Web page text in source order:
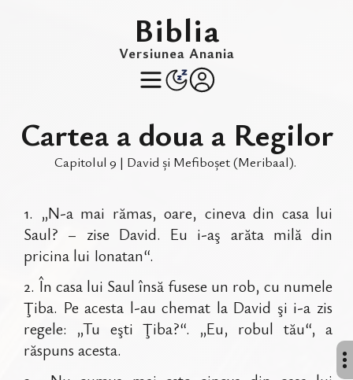
Biblia
Versiunea Anania
Cartea a doua a Regilor
Capitolul 9 | David și Mefiboșet (Meribaal).
1. „N-a mai rămas, oare, cineva din casa lui
Saul? – zise David. Eu i-aş arăta milă din
pricina lui Ionatan“.
2. În casa lui Saul însă fusese un rob, cu numele
Ţiba. Pe acesta l-au chemat la David şi i-a zis
regele: „Tu eşti Ţiba?“. „Eu, robul tău“, a
răspuns acesta.